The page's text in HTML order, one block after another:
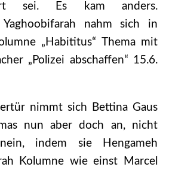
sei. Es kam anders.
Yaghoobifarah nahm sich in
„Habititus“ Thema mit
„Polizei abschaffen“ 15.6.
nimmt sich Bettina Gaus
nun aber doch an, nicht
indem sie Hengameh
Kolumne wie einst Marcel